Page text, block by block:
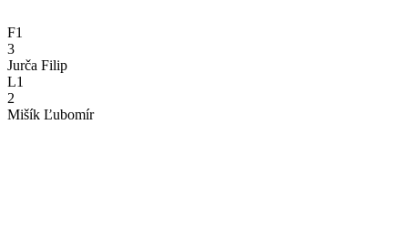
F1
3
Jurča Filip
L1
2
Mišík Ľubomír